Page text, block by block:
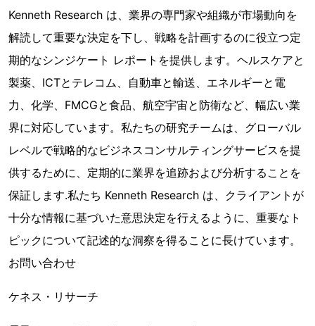
Kenneth Research は、業界の専門家や組織が市場動向を
解読して重要な決定を下し、戦略を計画するのに役立つ定
期的なシンジケート レポートを提供します。ヘルスケアと
製薬、ICTとテレコム、自動車と輸送、エネルギーと電
力、化学、FMCGと食品、航空宇宙と防衛など、幅広い業
界に対応しています。私たちの研究チームは、グローバル
レベルで戦略的なビジネスコンサルティングサービスを提
供するために、定期的に業界を追跡および分析することを
保証します.私たち Kenneth Research は、クライアントが
十分な情報に基づいた意思決定を行えるように、重要なト
ピックについて記述的な洞察を得ることに長けています。
お問い合わせ
ケネス・リサーチ